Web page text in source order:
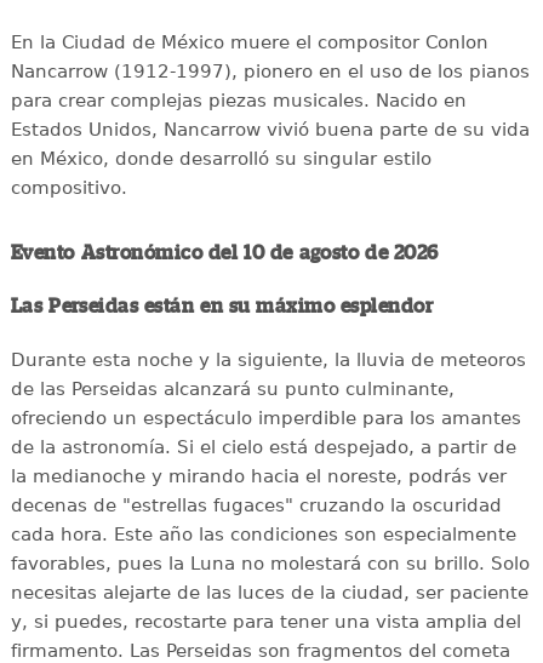
En la Ciudad de México muere el compositor Conlon
Nancarrow (1912-1997), pionero en el uso de los pianos
para crear complejas piezas musicales. Nacido en
Estados Unidos, Nancarrow vivió buena parte de su vida
en México, donde desarrolló su singular estilo
compositivo.
Evento Astronómico del 10 de agosto de 2026
Las Perseidas están en su máximo esplendor
Durante esta noche y la siguiente, la lluvia de meteoros
de las Perseidas alcanzará su punto culminante,
ofreciendo un espectáculo imperdible para los amantes
de la astronomía. Si el cielo está despejado, a partir de
la medianoche y mirando hacia el noreste, podrás ver
decenas de "estrellas fugaces" cruzando la oscuridad
cada hora. Este año las condiciones son especialmente
favorables, pues la Luna no molestará con su brillo. Solo
necesitas alejarte de las luces de la ciudad, ser paciente
y, si puedes, recostarte para tener una vista amplia del
firmamento. Las Perseidas son fragmentos del cometa